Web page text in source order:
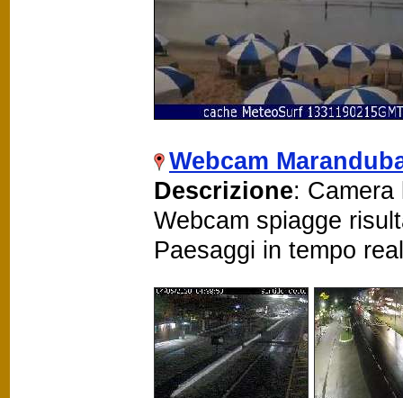
Webcam
Descrizione:
Webcam spiagge
Paesaggi in tempo